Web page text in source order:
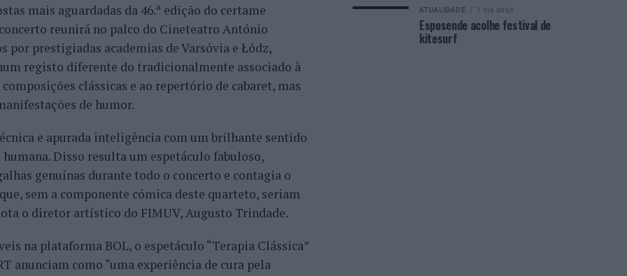
mais aguardadas da 46.ª edição do certame
reunirá no palco do Cineteatro António
por prestigiadas academias de Varsóvia e Łódz,
registo diferente do tradicionalmente associado à
clássicas e ao repertório de cabaret, mas
de humor.
e apurada inteligência com um brilhante sentido
Disso resulta um espetáculo fabuloso,
genuínas durante todo o concerto e contagia o
sem a componente cómica deste quarteto, seriam
o diretor artístico do FIMUV, Augusto Trindade.
na plataforma BOL, o espetáculo “Terapia Clássica”
anunciam como “uma experiência de cura pela
ATUALIDADE 1 dia atrás
Esposende acolhe festival de
kitesurf